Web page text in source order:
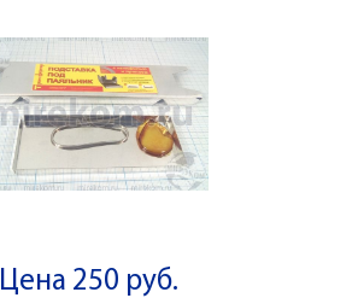
Цена 250 руб.